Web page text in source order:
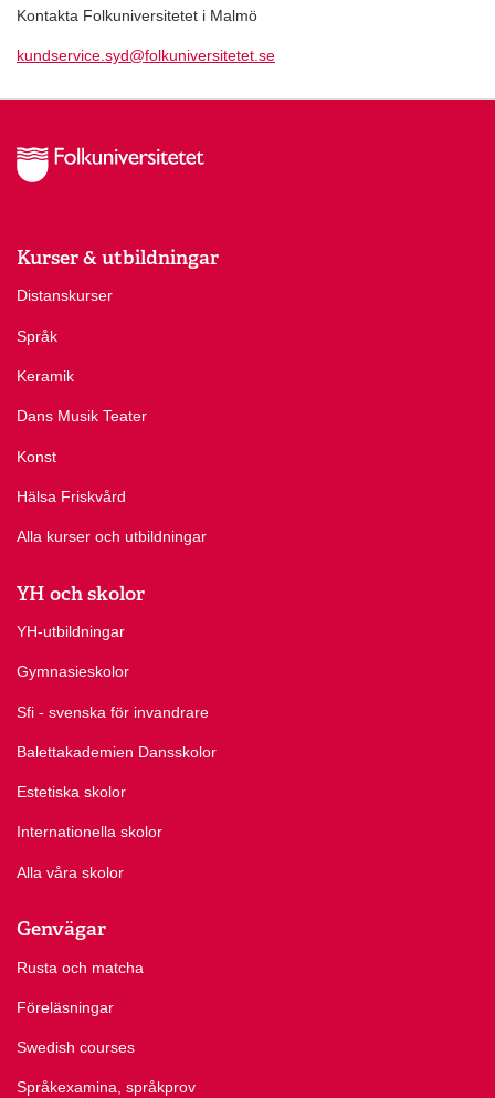
Kontakta Folkuniversitetet i Malmö
kundservice.syd@folkuniversitetet.se
Kurser & utbildningar
Distanskurser
Språk
Keramik
Dans Musik Teater
Konst
Hälsa Friskvård
Alla kurser och utbildningar
YH och skolor
YH-utbildningar
Gymnasieskolor
Sfi - svenska för invandrare
Balettakademien Dansskolor
Estetiska skolor
Internationella skolor
Alla våra skolor
Genvägar
Rusta och matcha
Föreläsningar
Swedish courses
Språkexamina, språkprov